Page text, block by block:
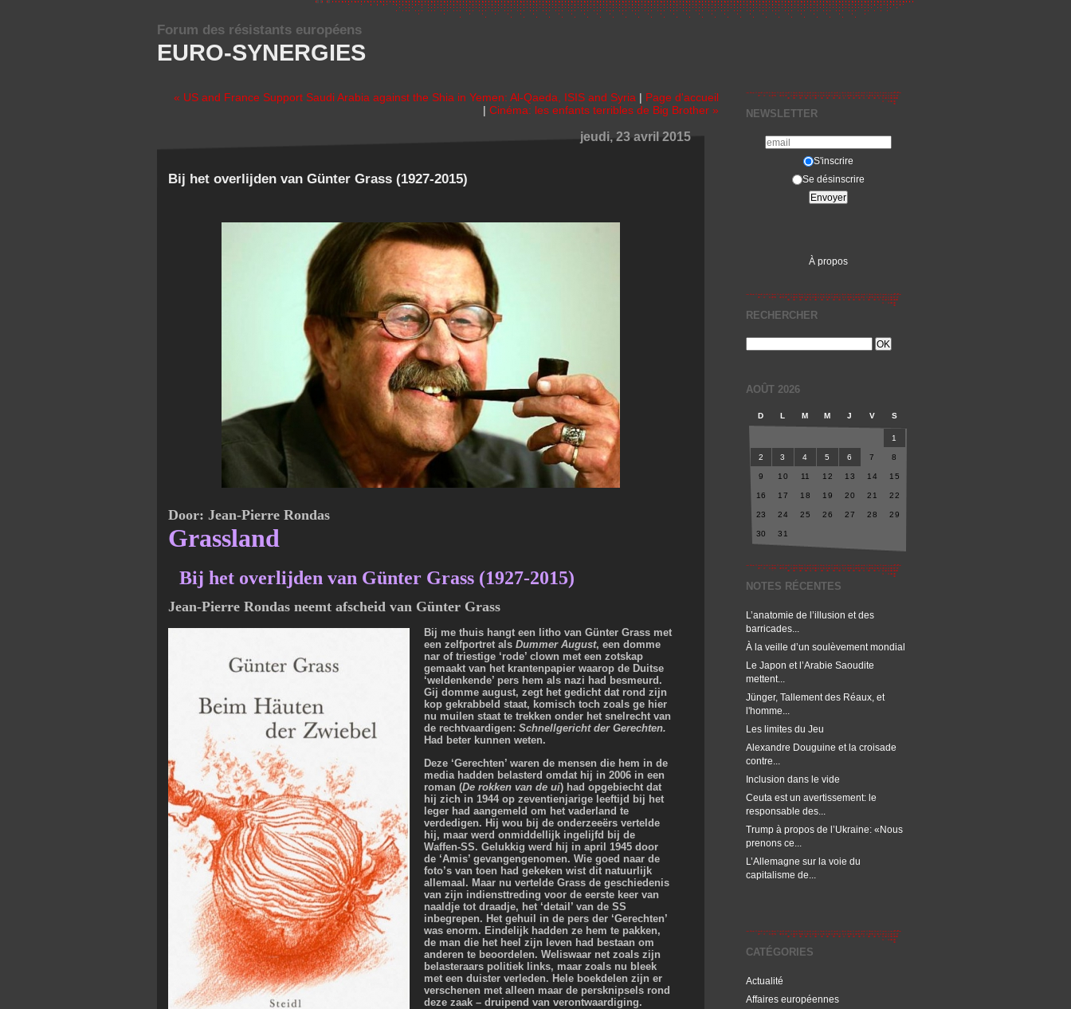
EURO-SYNERGIES
Forum des résistants européens
NEWSLETTER
S'inscrire
Se désinscrire
À propos
RECHERCHER
AOÛT 2026
D L M M J V S
1
2 3 4 5 6 7 8
9 10 11 12 13 14 15
16 17 18 19 20 21 22
23 24 25 26 27 28 29
30 31
NOTES RÉCENTES
L’anatomie de l’illusion et des
barricades...
À la veille d’un soulèvement mondial
Le Japon et l’Arabie Saoudite
mettent...
Jünger, Tallement des Réaux, et
l'homme...
Les limites du Jeu
Alexandre Douguine et la croisade
contre...
Inclusion dans le vide
Ceuta est un avertissement: le
responsable des...
Trump à propos de l’Ukraine: «Nous
prenons ce...
L’Allemagne sur la voie du
capitalisme de...
CATÉGORIES
Actualité
Affaires européennes
« US and France Support Saudi Arabia against the Shia in Yemen: Al-Qaeda, ISIS and Syria | Page d'accueil
| Cinéma: les enfants terribles de Big Brother »
jeudi, 23 avril 2015
Bij het overlijden van Günter Grass (1927-2015)
Door: Jean-Pierre Rondas
Grassland
Bij het overlijden van Günter Grass (1927-2015)
Jean-Pierre Rondas neemt afscheid van Günter Grass
Bij me thuis hangt een litho van Günter Grass met
een zelfportret alsDummer August, een domme
nar of triestige ‘rode’ clown met een zotskap
gemaakt van het krantenpapier waarop de Duitse
‘weldenkende’ pers hem als nazi had besmeurd.
Gij domme august, zegt het gedicht dat rond zijn
kop gekrabbeld staat, komisch toch zoals ge hier
nu muilen staat te trekken onder het snelrecht van
de rechtvaardigen:Schnellgericht der Gerechten.
Had beter kunnen weten.
Deze ‘Gerechten’ waren de mensen die hem in de
media hadden belasterd omdat hij in 2006 in een
roman (De rokken van de ui) had opgebiecht dat
hij zich in 1944 op zeventienjarige leeftijd bij het
leger had aangemeld om het vaderland te
verdedigen. Hij wou bij de onderzeeërs vertelde
hij, maar werd onmiddellijk ingelijfd bij de
Waffen-SS. Gelukkig werd hij in april 1945 door
de ‘Amis’ gevangengenomen. Wie goed naar de
foto’s van toen had gekeken wist dit natuurlijk
allemaal. Maar nu vertelde Grass de geschiedenis
van zijn indiensttreding voor de eerste keer van
naaldje tot draadje, het ‘detail’ van de SS
inbegrepen. Het gehuil in de pers der ‘Gerechten’
was enorm. Eindelijk hadden ze hem te pakken,
de man die het heel zijn leven had bestaan om
anderen te beoordelen. Weliswaar net zoals zijn
belasteraars politiek links, maar zoals nu bleek
met een duister verleden. Hele boekdelen zijn er
verschenen met alleen maar de persknipsels rond
deze zaak – druipend van verontwaardiging.